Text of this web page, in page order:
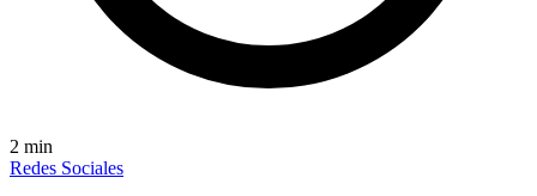
2 min
Redes Sociales